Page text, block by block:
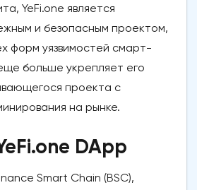
YeFi.one является
и безопасным проектом,
форм уязвимостей смарт-
больше укрепляет его
проекта с
на рынке.
DApp
Smart Chain (BSC),